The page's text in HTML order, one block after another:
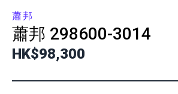
蕭邦
蕭邦 298600-3014
HK$98,300